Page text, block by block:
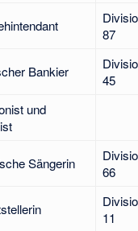
87
Bankier
45
und
Sängerin
66
11